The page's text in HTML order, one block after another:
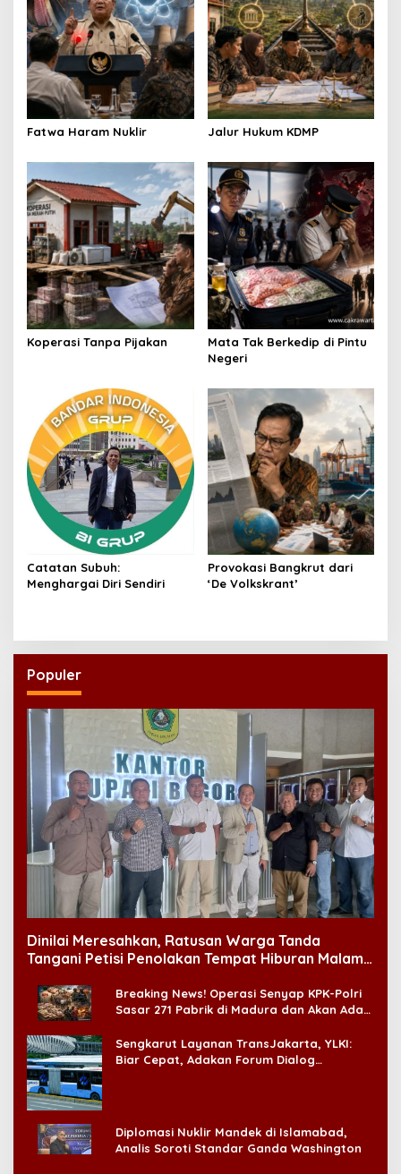
g
a
t
i
o
n
Fatwa Haram Nuklir Jalur Hukum KDMP
Koperasi Tanpa Pijakan
Mata Tak Berkedip di Pintu
Negeri
Catatan Subuh:
Menghargai Diri Sendiri
Provokasi Bangkrut dari
‘De Volkskrant’
Populer
Dinilai Meresahkan, Ratusan Warga Tanda
Tangani Petisi Penolakan Tempat Hiburan Malam
Breaking News! Operasi Senyap KPK-Polri
Sasar 271 Pabrik di Madura dan Akan Ada
Sengkarut Layanan TransJakarta, YLKI:
Biar Cepat, Adakan Forum Dialog
Diplomasi Nuklir Mandek di Islamabad,
Analis Soroti Standar Ganda Washington